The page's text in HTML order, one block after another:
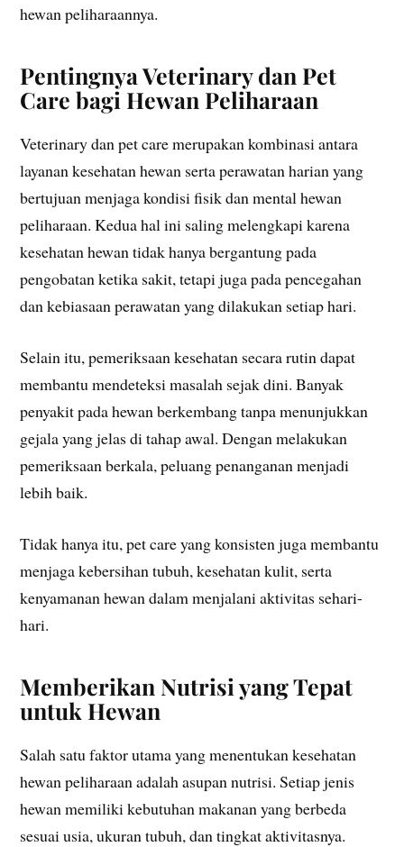
hewan peliharaannya.
Pentingnya Veterinary dan Pet
Care bagi Hewan Peliharaan
Veterinary dan pet care merupakan kombinasi antara
layanan kesehatan hewan serta perawatan harian yang
bertujuan menjaga kondisi fisik dan mental hewan
peliharaan. Kedua hal ini saling melengkapi karena
kesehatan hewan tidak hanya bergantung pada
pengobatan ketika sakit, tetapi juga pada pencegahan
dan kebiasaan perawatan yang dilakukan setiap hari.
Selain itu, pemeriksaan kesehatan secara rutin dapat
membantu mendeteksi masalah sejak dini. Banyak
penyakit pada hewan berkembang tanpa menunjukkan
gejala yang jelas di tahap awal. Dengan melakukan
pemeriksaan berkala, peluang penanganan menjadi
lebih baik.
Tidak hanya itu, pet care yang konsisten juga membantu
menjaga kebersihan tubuh, kesehatan kulit, serta
kenyamanan hewan dalam menjalani aktivitas sehari-
hari.
Memberikan Nutrisi yang Tepat
untuk Hewan
Salah satu faktor utama yang menentukan kesehatan
hewan peliharaan adalah asupan nutrisi. Setiap jenis
hewan memiliki kebutuhan makanan yang berbeda
sesuai usia, ukuran tubuh, dan tingkat aktivitasnya.